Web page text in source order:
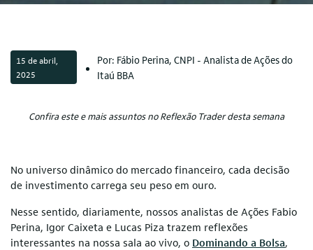
15 de abril,
2025
Por: Fábio Perina, CNPI - Analista de Ações do
Itaú BBA
Confira este e mais assuntos no Reflexão Trader desta semana
No universo dinâmico do mercado financeiro, cada decisão
de investimento carrega seu peso em ouro.
Nesse sentido, diariamente, nossos analistas de Ações Fabio
Perina, Igor Caixeta e Lucas Piza trazem reflexões
interessantes na nossa sala ao vivo, o Dominando a Bolsa,